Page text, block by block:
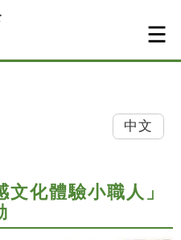
中文
文化體驗小職人」